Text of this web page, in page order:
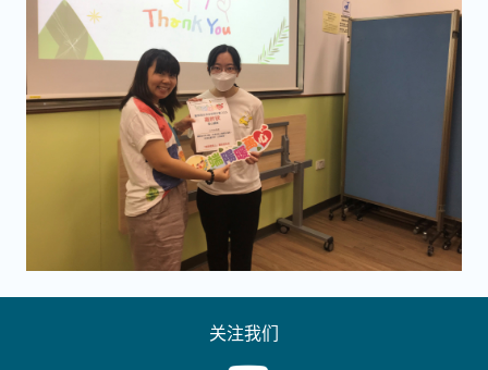
关注我们
Youtube [This link will pop up in